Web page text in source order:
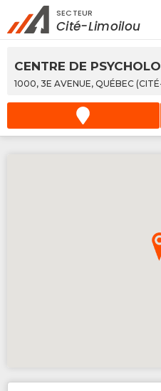
Rechercher à
Services
SECTEUR
Cité-Limoilou
CENTRE DE
1000, 3E AVENUE, QUÉBEC